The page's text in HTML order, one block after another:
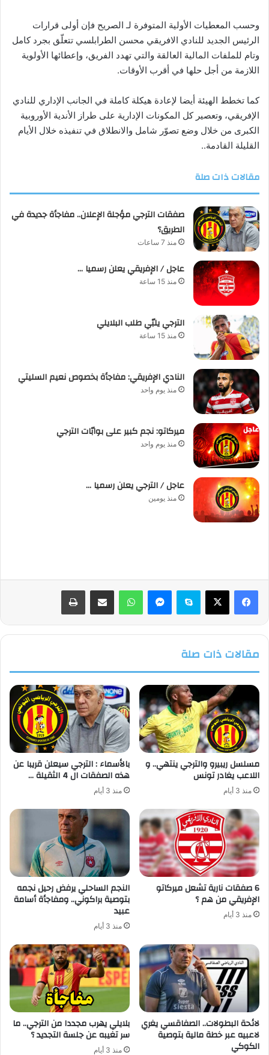
وحسب المعطيات الأولية المتوفرة لـ الصريح فإن أولى قرارات
الرئيس الجديد للنادي الافريقي محسن الطرابلسي تتعلّق بجرد كامل
وتام للملفات المالية العالقة والتي تهدد الفريق، وإعطائها الأولوية
اللازمة من أجل حلها في أقرب الأوقات.
كما تخطط الهيئة أيضا لإعادة هيكلة كاملة في الجانب الإداري للنادي
الإفريقي، وتعصير كل المكونات الإدارية على طراز الأندية الأوروبية
الكبرى من خلال وضع تصوّر شامل والانطلاق في تنفيذه خلال الأيام
القليلة القادمة..
مقالات ذات صلة
صفقات الترجي مؤجلة الإعلان.. مفاجأة جديدة في
الطريق؟
منذ 7 ساعات
عاجل / الإفريقي يعلن رسميا …
منذ 15 ساعة
الترجي يلبّي طلب البلايلي
منذ 15 ساعة
النادي الإفريقي: مفاجأة بخصوص نعيم السليتي
منذ يوم واحد
ميركاتو: نجم كبير على بوابّات الترجي
منذ يوم واحد
عاجل / الترجي يعلن رسميا …
منذ يومين
فيسبوك سكايب واتساب
مقالات ذات صلة
مسلسل ريبيرو والترجي ينتهي.. و
اللاعب يغادر تونس
منذ 3 أيام
بالأسماء : الترجي سيعلن قريبا عن
هذه الصفقات ال 4 الثقيلة …
منذ 3 أيام
6 صفقات نارية تشعل ميركاتو
الإفريقي من هم ؟
منذ 3 أيام
النجم الساحلي يرفض رحيل نجمه
بتوصية براكوني.. ومفاجأة أسامة
عبيد
منذ 3 أيام
لائحة البطولات.. الصفاقسي يغري
لاعبيه عبر خطة مالية بتوصية
الكوكي
بلايلي يهرب مجددا من الترجي.. ما
سر تغيبه عن جلسة التجديد ؟
منذ 3 أيام